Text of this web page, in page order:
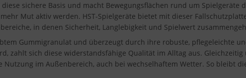
sichere Basis und macht Bewegungsflächen rund um Spielgeräte
Mut aktiv werden. HST-Spielgeräte bietet mit dieser
in denen Sicherheit, Langlebigkeit und Spielwert
Gummigranulat und überzeugt durch ihre robuste, pflegeleichte
zahlt sich diese widerstandsfähige Qualität im Alltag aus.
im Außenbereich, auch bei wechselhaftem Wetter. So bleibt